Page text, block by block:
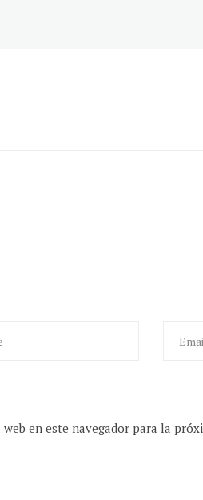
en este navegador para la